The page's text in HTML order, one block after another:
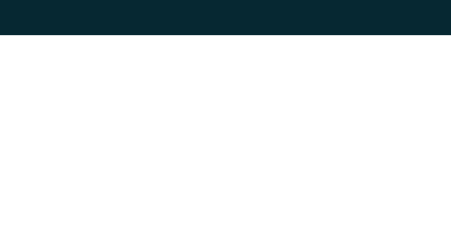
sunan ürünleriyle öne çıkar. Bu model, hem sportif hem günlük kullanımda güvenle tercih edilebilir.